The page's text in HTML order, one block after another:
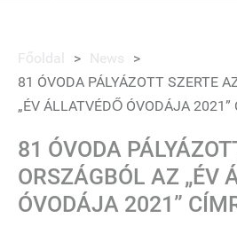
Főoldal > News
>
81 ÓVODA PÁLYÁZOTT SZERTE
„ÉV ÁLLATVÉDŐ ÓVODÁJA 2021”
81 ÓVODA
ORSZÁGBÓL AZ „ÉV
ÓVODÁJA 2021”